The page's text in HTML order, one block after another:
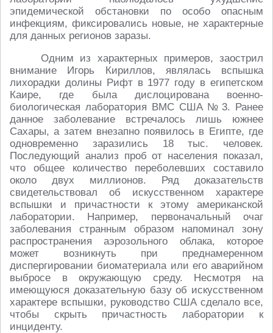
эпидемической обстановки по особо опасным
инфекциям, фиксировались новые, не характерные
для данных регионов заразы.
Одним из характерных примеров, заострил
внимание Игорь Кириллов, являлась вспышка
лихорадки долины Рифт в 1977 году в египетском
Каире, где была дислоцирована военно-
биологическая лаборатория ВМС США № 3. Ранее
данное заболевание встречалось лишь южнее
Сахары, а затем внезапно появилось в Египте, где
одновременно заразились 18 тыс. человек.
Последующий анализ проб от населения показал,
что общее количество переболевших составило
около двух миллионов. Ряд доказательств
свидетельствовал об искусственном характере
вспышки и причастности к этому американской
лаборатории. Например, первоначальный очаг
заболевания странным образом напоминал зону
распространения аэрозольного облака, которое
может возникнуть при преднамеренном
диспергировании биоматериала или его аварийном
выбросе в окружающую среду. Несмотря на
имеющуюся доказательную базу об искусственном
характере вспышки, руководство США сделало все,
чтобы скрыть причастность лаборатории к
инциденту.